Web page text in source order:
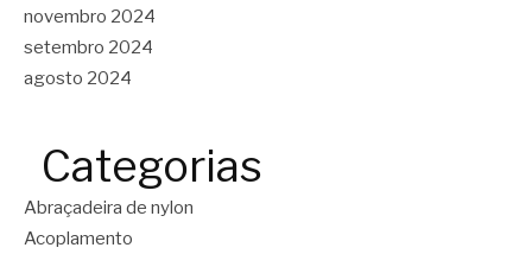
novembro 2024
setembro 2024
agosto 2024
Categorias
Abraçadeira de nylon
Acoplamento